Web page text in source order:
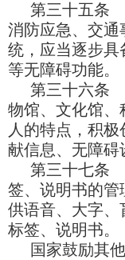
第三十五条
消防应急、交通
统，应当逐步具
等无障碍功能。
第三十六条
物馆、文化馆、
人的特点，积
献信息、无障碍
第三十七条
签、说明书的管
供语音、大字、
标签、说明书。
国家鼓励其